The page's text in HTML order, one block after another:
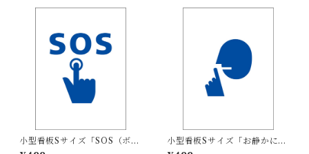
小型看板Sサイズ「SOS（ボタ
ン）マーク（青）」 屋外可
小型看板Sサイズ「お静かにマ
ーク（青）」 屋外可【その